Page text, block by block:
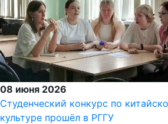
08 июня 2026
Студенческий конкурс по
культуре прошёл в РГГУ